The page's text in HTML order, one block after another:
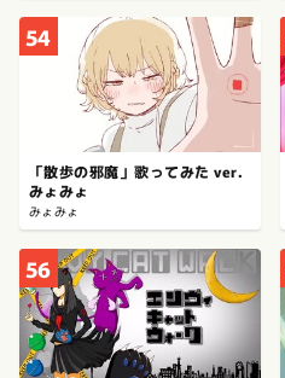
54
「散歩の邪魔」歌ってみた ver.
みょみょ
みょみょ
56